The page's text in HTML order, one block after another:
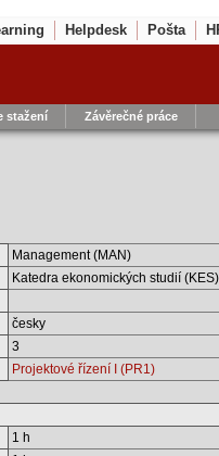
Helpdesk Pošta
stažení Závěrečné práce
Management (MAN)
Katedra ekonomických studií (KES)
česky
3
Projektové řízení I (PR1)
1 h